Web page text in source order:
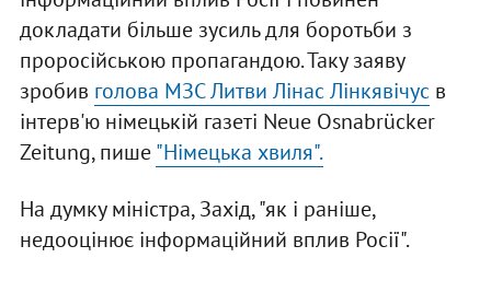
докладати більше зусиль для боротьби з
проросійською пропагандою. Таку заяву
зробив голова МЗС Литви Лінас Лінкявічусв
інтерв'ю німецькій газеті Neue Osnabrücker
Zeitung, пише"Німецька хвиля".
На думку міністра, Захід, "як і раніше,
недооцінює інформаційний вплив Росії".